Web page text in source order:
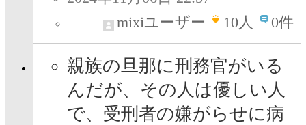
mixiユーザー
10人 0件
親族の旦那に刑務官がいる
んだが、その人は優しい人
で、受刑者の嫌がらせに病